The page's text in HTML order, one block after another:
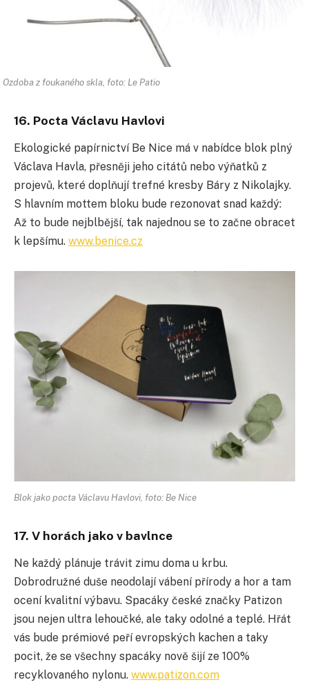
Ozdoba z foukaného skla, foto: Le Patio
16. Pocta Václavu Havlovi
Ekologické papírnictví Be Nice má v nabídce blok plný
Václava Havla, přesněji jeho citátů nebo výňatků z
projevů, které doplňují trefné kresby Báry z Nikolajky.
S hlavním mottem bloku bude rezonovat snad každý:
Až to bude nejblbější, tak najednou se to začne obracet
k lepšímu. www.benice.cz
Blok jako pocta Václavu Havlovi, foto: Be Nice
17. V horách jako v bavlnce
Ne každý plánuje trávit zimu doma u krbu.
Dobrodružné duše neodolají vábení přírody a hor a tam
ocení kvalitní výbavu. Spacáky české značky Patizon
jsou nejen ultra lehoučké, ale taky odolné a teplé. Hřát
vás bude prémiové peří evropských kachen a taky
pocit, že se všechny spacáky nově šijí ze 100%
recyklovaného nylonu. www.patizon.com